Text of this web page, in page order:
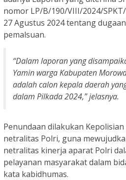
nomor LP/B/190/VIII/2024/
27 Agustus 2024 tentang
pemalsuan.
“Dalam laporan yang
Yamin warga Kabupaten
adalah calon kepala daerah
dalam Pilkada 2024,” jelasnya.
Penundaan dilakukan
netralitas Polri, guna
netralitas kinerja aparat Polri
pelayanan masyarakat dalam
kata kabidhumas.